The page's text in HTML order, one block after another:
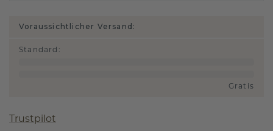
Voraussichtlicher Versand:
Standard :
Gratis
Trustpilot